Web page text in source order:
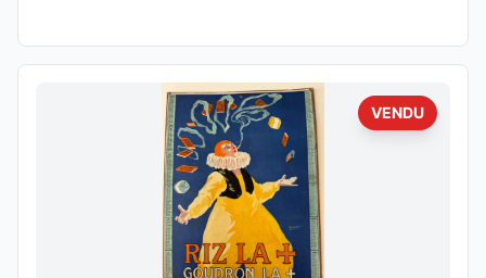
VENDU